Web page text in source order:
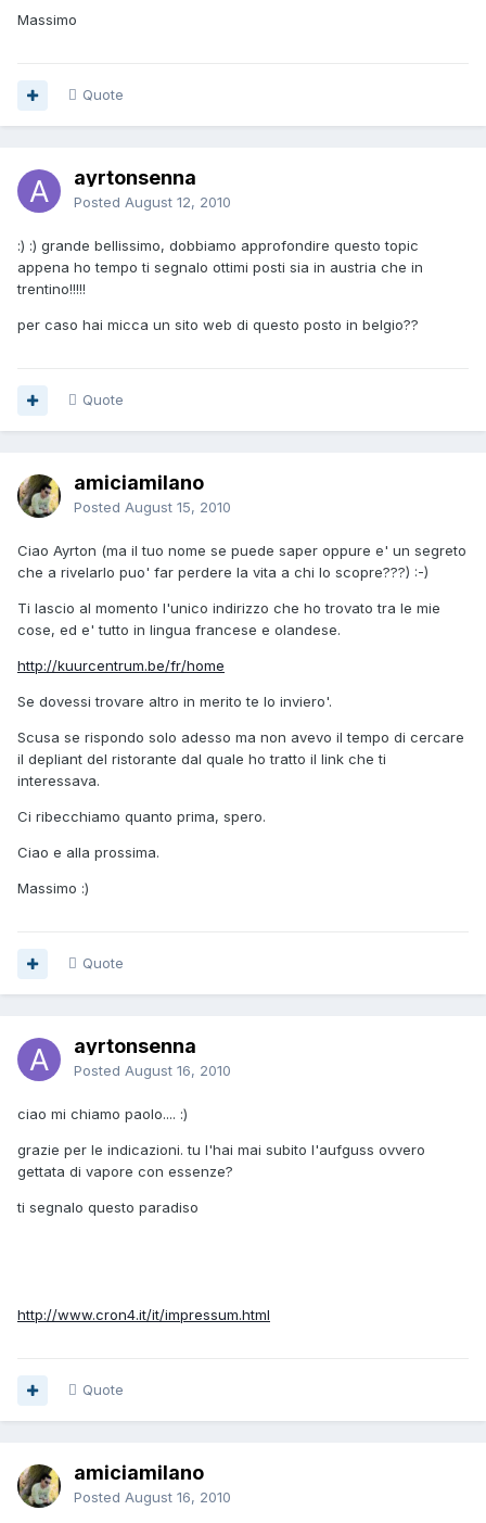
Massimo
Quote
ayrtonsenna
Posted August 12, 2010
:) :) grande bellissimo, dobbiamo approfondire questo topic
appena ho tempo ti segnalo ottimi posti sia in austria che in
trentino!!!!!
per caso hai micca un sito web di questo posto in belgio??
Quote
amiciamilano
Posted August 15, 2010
Ciao Ayrton (ma il tuo nome se puede saper oppure e' un segreto
che a rivelarlo puo' far perdere la vita a chi lo scopre???) :-)
Ti lascio al momento l'unico indirizzo che ho trovato tra le mie
cose, ed e' tutto in lingua francese e olandese.
http://kuurcentrum.be/fr/home
Se dovessi trovare altro in merito te lo inviero'.
Scusa se rispondo solo adesso ma non avevo il tempo di cercare
il depliant del ristorante dal quale ho tratto il link che ti
interessava.
Ci ribecchiamo quanto prima, spero.
Ciao e alla prossima.
Massimo :)
Quote
ayrtonsenna
Posted August 16, 2010
ciao mi chiamo paolo.... :)
grazie per le indicazioni. tu l'hai mai subito l'aufguss ovvero
gettata di vapore con essenze?
ti segnalo questo paradiso
http://www.cron4.it/it/impressum.html
Quote
amiciamilano
Posted August 16, 2010